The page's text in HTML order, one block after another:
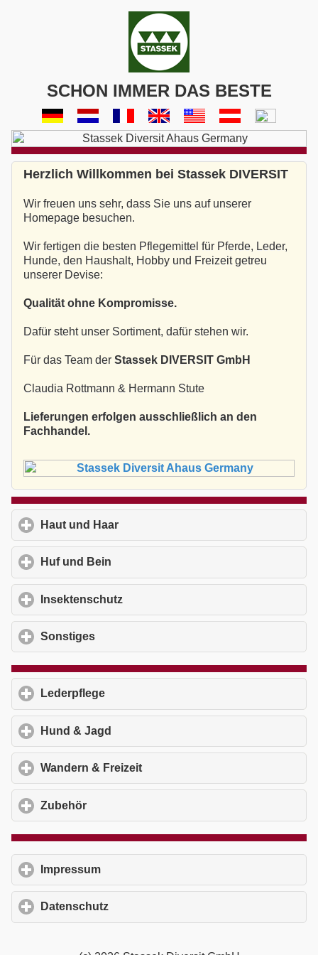
SCHON IMMER DAS BESTE
Herzlich Willkommen bei Stassek DIVERSIT
Wir freuen uns sehr, dass Sie uns auf unserer
Homepage besuchen.
Wir fertigen die besten Pflegemittel für Pferde, Leder,
Hunde, den Haushalt, Hobby und Freizeit getreu
unserer Devise:
Qualität ohne Kompromisse.
Dafür steht unser Sortiment, dafür stehen wir.
Für das Team der Stassek DIVERSIT GmbH
Claudia Rottmann & Hermann Stute
Lieferungen erfolgen ausschließlich an den
Fachhandel.
Haut und Haar
Huf und Bein
Insektenschutz
Sonstiges
Lederpflege
Hund & Jagd
Wandern & Freizeit
Zubehör
Impressum
Datenschutz